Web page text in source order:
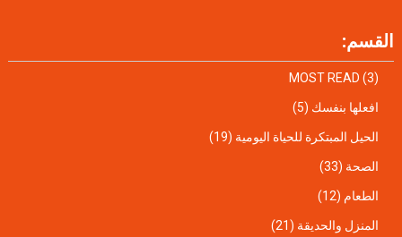
القسم:
MOST READ (3)
افعلها بنفسك (5)
الحيل المبتكرة للحياة اليومية (19)
الصحة (33)
الطعام (12)
المنزل والحديقة (21)